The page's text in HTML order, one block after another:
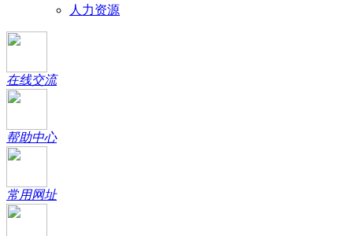
人力资源
在线交流
帮助中心
常用网址